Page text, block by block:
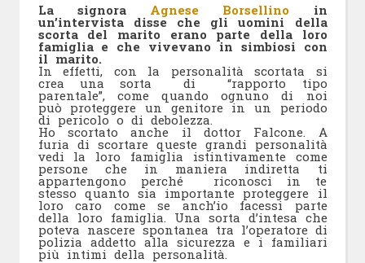
La signora Agnese Borsellino in
un’intervista disse che gli uomini della
scorta del marito erano parte della loro
famiglia e che vivevano in simbiosi con
il marito.
In effetti, con la personalità scortata si
crea una sorta di “rapporto tipo
parentale”, come quando ognuno di noi
può proteggere un genitore in un periodo
di pericolo o di debolezza.
Ho scortato anche il dottor Falcone. A
furia di scortare queste grandi personalità
vedi la loro famiglia istintivamente come
persone che in maniera indiretta ti
appartengono perché riconosci in te
stesso quanto sia importante proteggere il
loro caro come se anch’io facessi parte
della loro famiglia. Una sorta d’intesa che
poteva nascere spontanea tra l’operatore di
polizia addetto alla sicurezza e i familiari
più intimi della personalità.